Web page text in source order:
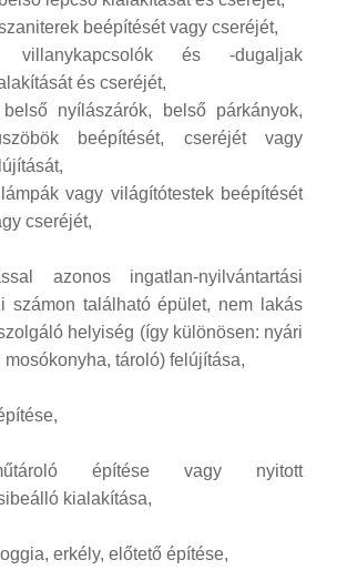
beépítését vagy cseréjét,
és -dugaljak
és cseréjét,
nyílászárók, belső párkányok,
beépítését, cseréjét vagy
vagy világítótestek beépítését
cseréjét,
azonos ingatlan-nyilvántartási
számon található épület, nem lakás
helyiség (így különösen: nyári
mosókonyha, tároló) felújítása,
építése vagy nyitott
kialakítása,
erkély, előtető építése,